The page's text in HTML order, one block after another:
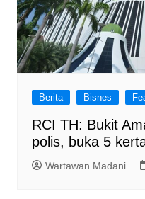
Berita Bisnes
RCI TH: Bukit
polis, buka 5
Wartawan Madani